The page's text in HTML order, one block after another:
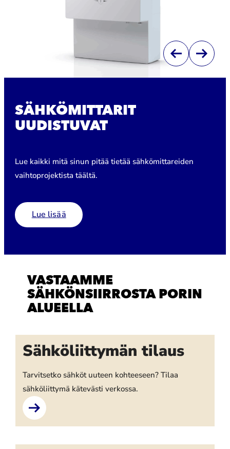
SÄHKÖMITTARIT
UUDISTUVAT
Lue kaikki mitä sinun pitää tietää sähkömittareiden
vaihtoprojektista täältä.
Lue lisää
VASTAAMME
SÄHKÖNSIIRROSTA PORIN
ALUEELLA
Sähköliittymän tilaus
Tarvitsetko sähköt uuteen kohteeseen? Tilaa
sähköliittymä kätevästi verkossa.